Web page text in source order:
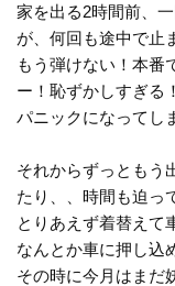
家を出る2時間前、
が、何回も途中で止
もう弾けない！本番
ー！恥ずかしすぎる
パニックになってし
それからずっともう
たり、、時間も迫っ
とりあえず着替えて
なんとか車に押し込
その時に今月はまだ